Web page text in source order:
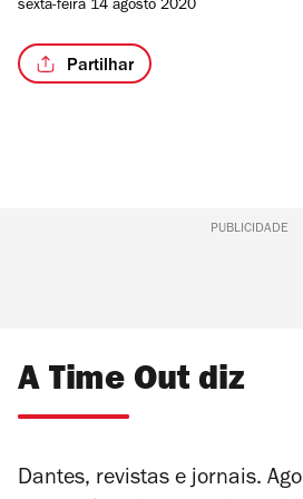
sexta-feira 14 agosto 2020
Partilhar
PUBLICIDADE
A Time Out diz
Dantes, revistas e jornais.